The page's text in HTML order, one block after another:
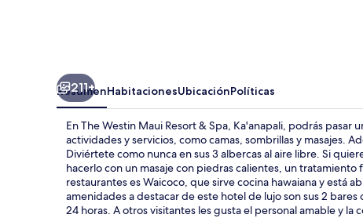
211+
ResumenHabitacionesUbicaciónPolíticas
En The Westin Maui Resort & Spa, Ka'anapali, podrás
actividades y servicios, como camas, sombrillas y masajes.
Diviértete como nunca en sus 3 albercas al aire libre. Si
hacerlo con un masaje con piedras calientes, un
restaurantes es Waicoco, que sirve cocina hawaiana y está
amenidades a destacar de este hotel de lujo son sus 2
24 horas. A otros visitantes les gusta el personal amable y la